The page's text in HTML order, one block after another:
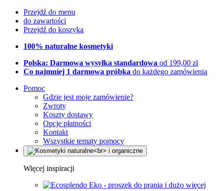
Przejdź do menu
do zawartości
Przejdź do koszyka
100% naturalne kosmetyki
Polska: Darmowa wysyłka standardowa od 199,00 zł
Co najmniej 1 darmowa próbka do każdego zamówienia
Pomoc
Gdzie jest moje zamówienie?
Zwroty
Koszty dostawy
Opcje płatności
Kontakt
Wszystkie tematy pomocy
Więcej inspiracji
Eko - proszek do prania i dużo więcej